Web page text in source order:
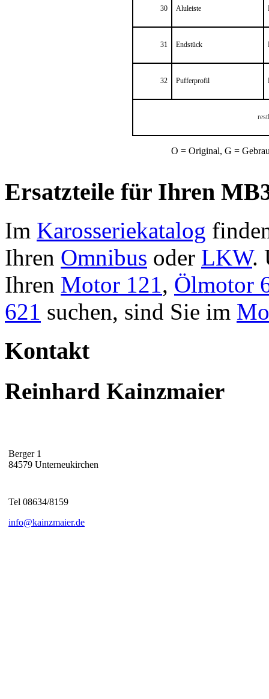
30 Aluleiste
31 Endstück
32 Pufferprofil
O = Original, G =
Ersatzteile für Ihren
Im Karosseriekatalog
Ihren Omnibus oder LKW.
Ihren Motor 121, Ölmotor
621 suchen, sind Sie im
Kontakt
Reinhard Kainzmaier
Berger 1
84579 Unterneukirchen
Tel 08634/8159
info@kainzmaier.de